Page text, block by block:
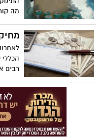
מה
ביתה
אדום
רבים
לעמוד